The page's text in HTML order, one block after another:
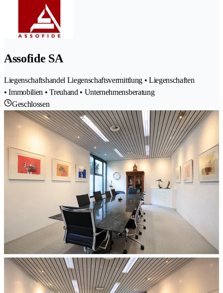
Assofide SA
Liegenschaftshandel Liegenschaftsvermittlung • Liegenschaften
• Immobilien • Treuhand • Unternehmensberatung
Geschlossen